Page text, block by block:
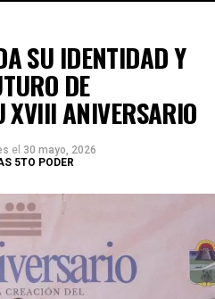
SU IDENTIDAD Y
DE
XVIII ANIVERSARIO
el 30 mayo, 2026
5TO PODER